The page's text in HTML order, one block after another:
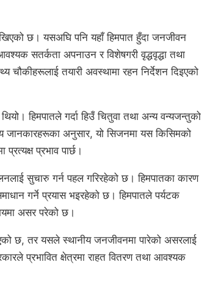
छ। यसअघि पनि यहाँ हिमपात हुँदा जनजीवन
सतर्कता अपनाउन र विशेषगरी वृद्धवृद्धा तथा
चौकीहरूलाई तयारी अवस्थामा रहन निर्देशन दिइएको
हिमपातले गर्दा हिउँ चितुवा तथा अन्य वन्यजन्तुको
जानकारहरूका अनुसार, यो सिजनमा यस किसिमको
प्रभाव पार्छ।
सुचारु गर्न पहल गरिरहेको छ। हिमपातका कारण
गर्ने प्रयास भइरहेको छ। हिमपातले पर्यटक
असर परेको छ।
भएको छ, तर यसले स्थानीय जनजीवनमा पारेको असरलाई
प्रभावित क्षेत्रमा राहत वितरण तथा आवश्यक